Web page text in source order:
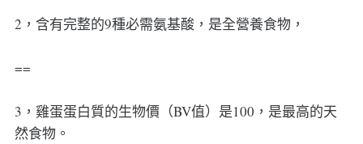
2，含有完整的9種必需氨基酸，是全營養食物，
==
3，雞蛋蛋白質的生物價（BV值）是100，是最高的天
然食物。